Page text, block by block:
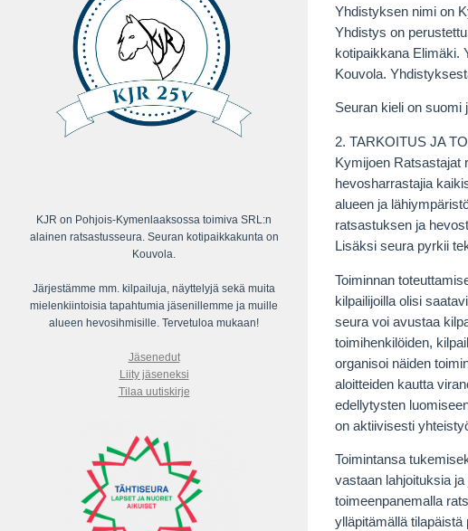
Yhdistyksen nimi on
Yhdistys on
kotipaikkana Elimäki.
Kouvola.
Seuran kieli on suomi
2. TARKOITUS JA
Kymijoen Ratsastajat
hevosharrastajia
alueen ja
ratsastuksen ja
Lisäksi seura pyrkii
Toiminnan
kilpailijoilla olisi
seura voi avustaa
toimihenkilöiden,
organisoi näiden
aloitteiden kautta
edellytysten
on aktiivisesti
Toimintansa
vastaan lahjoituksia
toimeenpanemalla
ylläpitämällä
KJR on Pohjois-Kymenlaaksossa toimiva SRL:n
alainen ratsastusseura. Seuran kotipaikkakunta on
Kouvola.
Järjestämme mm. kilpailuja, näyttelyjä sekä muita
mielenkiintoisia tapahtumia jäsenillemme ja muille
alueen hevosihmisille. Tervetuloa mukaan!
Jäsenedut
Liity jäseneksi
Tilaa uutiskirje